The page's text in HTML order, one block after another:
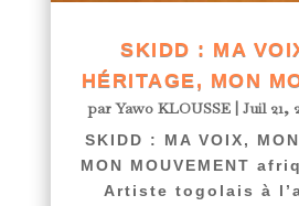
SKIDD : MA
HÉRITAGE, MON
parYawo KLOUSSE |Juil 21,
SKIDD : MA VOIX,
MON MOUVEMENT
Artiste togolais à